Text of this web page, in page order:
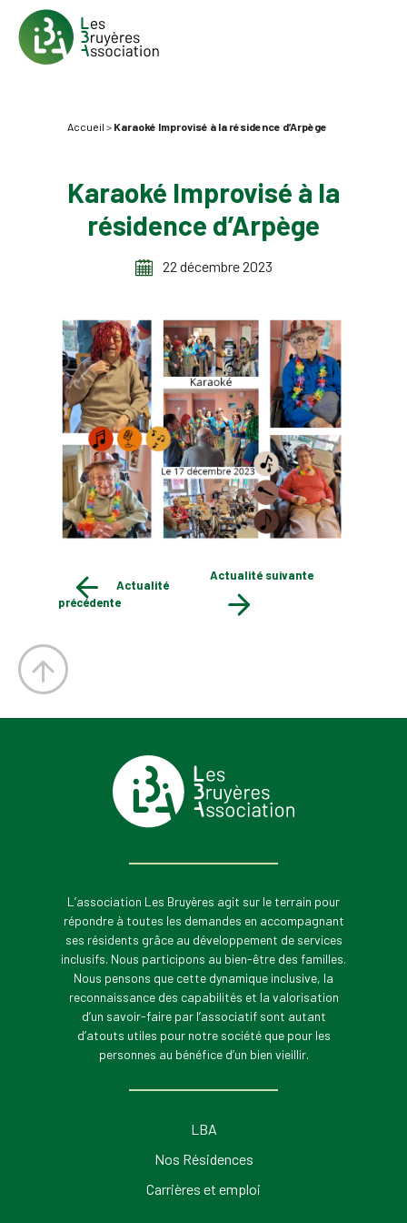
Accueil > Karaoké Improvisé à la résidence d’Arpège
Karaoké Improvisé à la
résidence d’Arpège
22 décembre 2023
Actualité
précédente
Actualité suivante
L’association Les Bruyères agit sur le terrain pour
répondre à toutes les demandes en accompagnant
ses résidents grâce au développement de services
inclusifs. Nous participons au bien-être des familles.
Nous pensons que cette dynamique inclusive, la
reconnaissance des capabilités et la valorisation
d’un savoir-faire par l’associatif sont autant
d’atouts utiles pour notre société que pour les
personnes au bénéfice d’un bien vieillir.
LBA
Nos Résidences
Carrières et emploi